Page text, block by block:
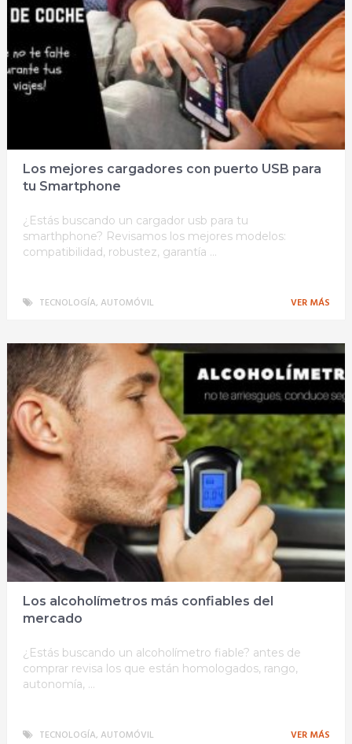
Los mejores cargadores con puerto USB para
tu Smartphone
¿Estás buscando un cargador usb para tu
smarthphone? Revisamos los mejores modelos:
compatibilidad, robustez, garantía …
TECNOLOGÍA, AUTOMÓVIL VER MÁS
Los alcoholímetros más confiables del
mercado
¿Estás buscando un alcoholímetro fiable? antes de
comprar revisa los que están homologados, rango,
autonomía, …
TECNOLOGÍA, AUTOMÓVIL VER MÁS